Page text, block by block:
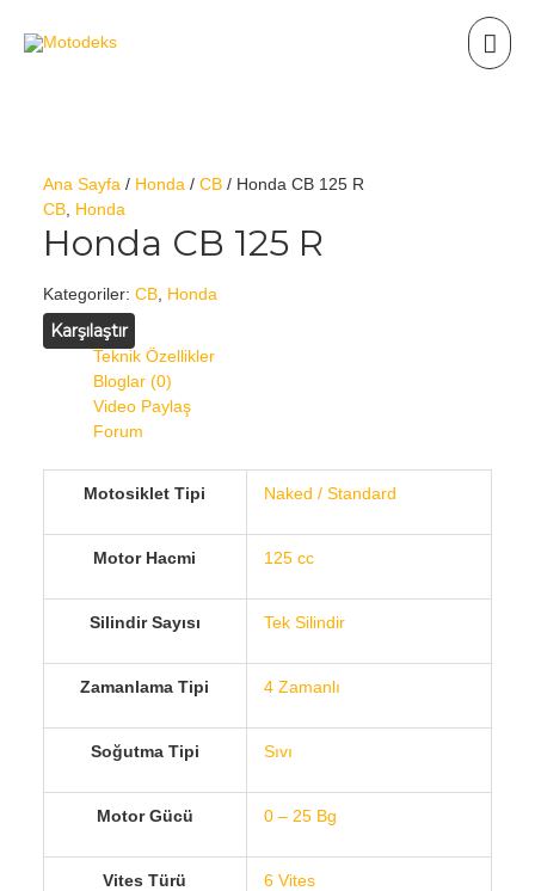
Ana Sayfa / Honda / CB/ Honda CB 125 R
CB, Honda
Honda CB 125 R
Kategoriler: CB, Honda
Karşılaştır
Teknik Özellikler
Bloglar (0)
Video Paylaş
Forum
Motosiklet Tipi Naked / Standard
Motor Hacmi 125 cc
Silindir Sayısı Tek Silindir
Zamanlama Tipi 4 Zamanlı
Soğutma Tipi Sıvı
Motor Gücü 0 – 25 Bg
Vites Türü 6 Vites